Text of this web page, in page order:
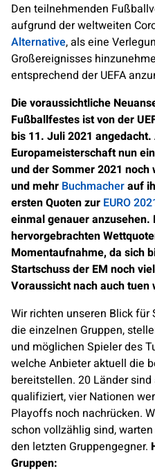
Den teilnehmenden
aufgrund der weltweiten
Alternative, als eine
Großereignisses
entsprechend der UEFA
Die voraussichtliche
Fußballfestes ist von der
bis 11. Juli 2021
Europameisterschaft nun
und der Sommer 2021
und mehr Buchmacherauf
ersten Quoten zur EURO
einmal genauer
hervorgebrachten
Momentaufnahme, da sich
Startschuss der EM noch
Voraussicht nach auch tuen
Wir richten unseren Blick
die einzelnen Gruppen,
und möglichen Spieler des
welche Anbieter aktuell die
bereitstellen. 20 Länder
qualifiziert, vier Nationen
Playoffs noch nachrücken.
schon vollzählig sind,
den letzten Gruppengegner.
Gruppen: